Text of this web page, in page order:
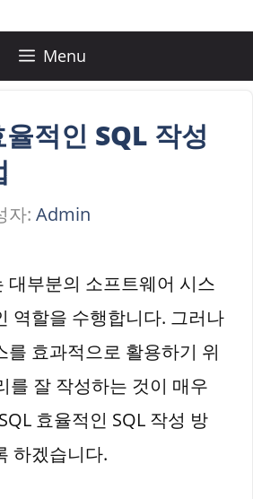
Menu
적인 SQL 작성
자: Admin
대부분의 소프트웨어 시스
역할을 수행합니다. 그러나
를 효과적으로 활용하기 위
를 잘 작성하는 것이 매우
효율적인 SQL 작성 방
하겠습니다.